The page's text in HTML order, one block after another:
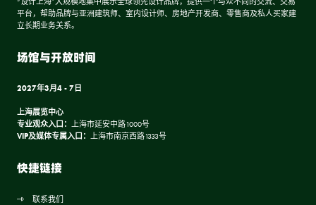
平台，帮助品牌与亚洲建筑师、室内设计师、房地产开发商、零售商及私人买家建
立长期业务关系。
场馆与开放时间
2027年3月4 - 7日
上海展览中心
专业观众入口： 上海市延安中路1000号
VIP及媒体专属入口： 上海市南京西路1333号
快捷链接
联系我们